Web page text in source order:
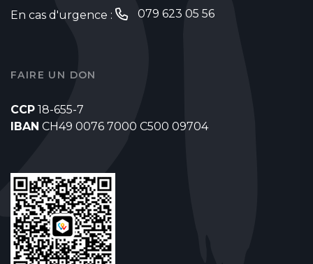
En cas d'urgence : 079 623 05 56
FAIRE UN DON
CCP 18-655-7
IBAN CH49 0076 7000 C500 09704